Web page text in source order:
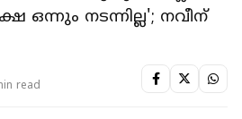
ഒന്നും നടന്നില്ല'; നവീന്
read